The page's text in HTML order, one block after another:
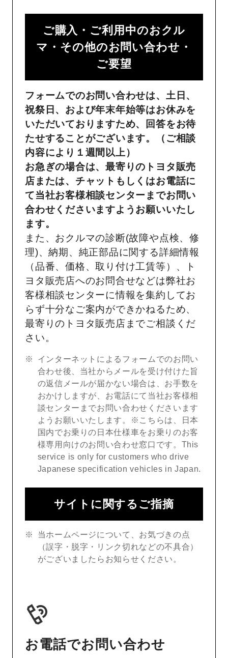
ご購入・ご利用中のおクル
マ・その他のお問い合わせ・
ご要望​
フォームでのお問い合わせは、土日、
祝祭日、および年末年始等はお休みを
いただいておりますため、回答をお待
たせすることがございます。（ご相談
内容により１週間以上）
お急ぎの場合は、最寄りのトヨタ販売
店または、チャットもしくはお電話に
て当社お客様相談センターまでお問い
合わせくださいますようお願いいたし
ます。
また、おクルマの診断(故障や点検、修
理)、納期、純正部品に関する詳細情報
（品番、価格、取り付け工賃等）、ト
ヨタ販売店へのお問合せなどは弊社お
客様相談センターに情報を集約してお
らず十分なご案内ができかねるため、
最寄りのトヨタ販売店までご相談くだ
さい。
インターネットによるフォームでのお問い
合わせ後、当社からメールを受け付けた旨
の返信メールが届かない場合は、お手数を
おかけしますが、お電話にて当社お客様相
談センターまでお問い合わせくださいます
ようお願いいたします。※こちらは、日本
国内でお乗りの日本仕様車をお乗りのお客
様専用向けのお問い合わせ窓口です。This
service is only for customers who drive
Japanese specification vehicles in Japan.
サイトに関するご指摘
当ホームページについて、お気づきの点
（誤字・脱字・リンク切れなどの不具合）
がございましたらお知らせください。
お電話でお問い合わせ